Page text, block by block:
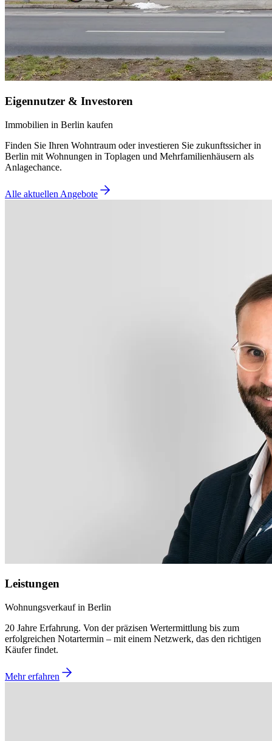
Eigennutzer & Investoren
Immobilien in Berlin kaufen
Finden Sie Ihren Wohntraum oder investieren Sie zukunftssicher in
Berlin mit Wohnungen in Toplagen und Mehrfamilienhäusern als
Anlagechance.
Alle aktuellen Angebote
Leistungen
Wohnungsverkauf in Berlin
20 Jahre Erfahrung. Von der präzisen Wertermittlung bis zum
erfolgreichen Notartermin – mit einem Netzwerk, das den richtigen
Käufer findet.
Mehr erfahren